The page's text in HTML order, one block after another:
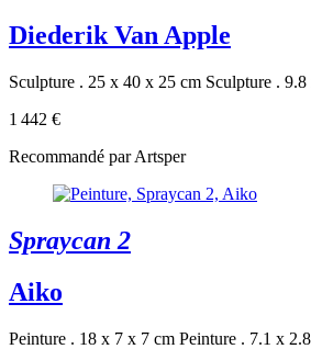
Diederik Van Apple
Sculpture . 25 x 40 x 25 cm Sculpture .
1 442 €
Recommandé par Artsper
Spraycan 2
Aiko
Peinture . 18 x 7 x 7 cm Peinture . 7.1 x